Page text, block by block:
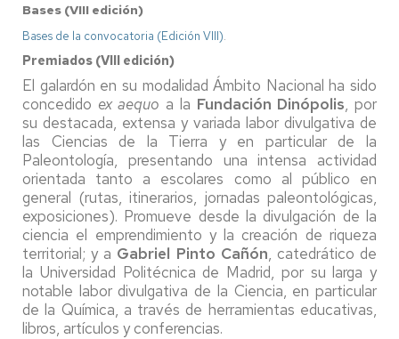
Bases (VIII edición)
Bases de la convocatoria (Edición VIII).
Premiados (VIII edición)
El galardón en su modalidad Ámbito Nacional ha sido
concedido ex aequo a la Fundación Dinópolis, por
su destacada, extensa y variada labor divulgativa de
las Ciencias de la Tierra y en particular de la
Paleontología, presentando una intensa actividad
orientada tanto a escolares como al público en
general (rutas, itinerarios, jornadas paleontológicas,
exposiciones). Promueve desde la divulgación de la
ciencia el emprendimiento y la creación de riqueza
territorial; y a Gabriel Pinto Cañón, catedrático de
la Universidad Politécnica de Madrid, por su larga y
notable labor divulgativa de la Ciencia, en particular
de la Química, a través de herramientas educativas,
libros, artículos y conferencias.